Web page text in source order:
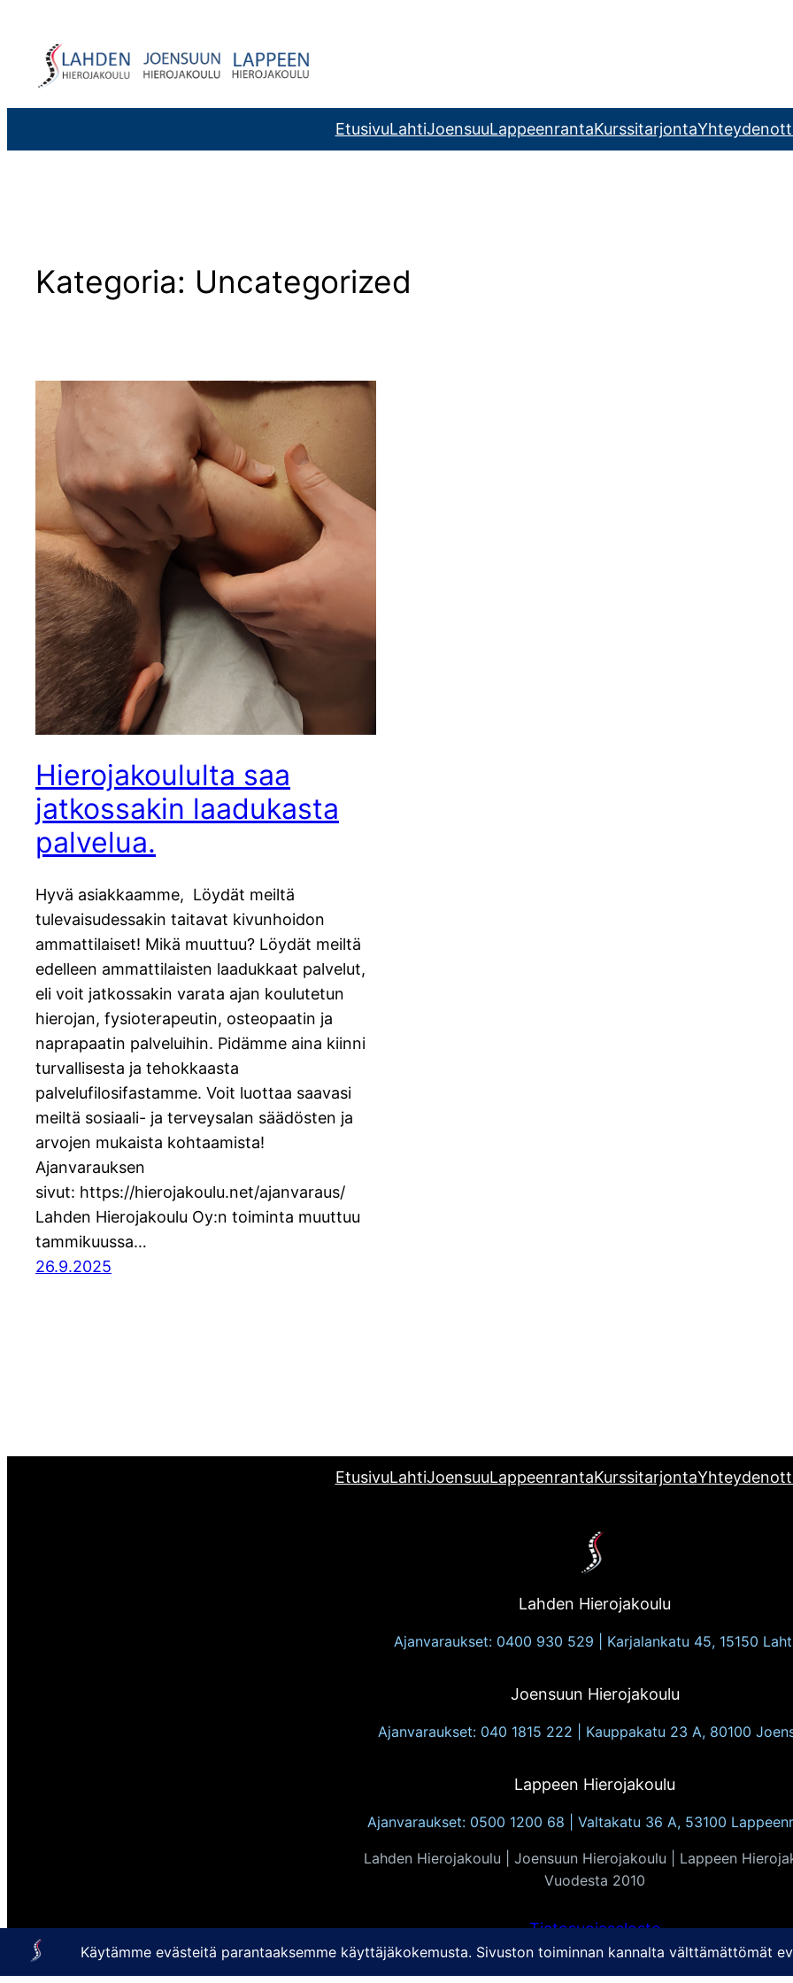
sisältöön
EtusivuLahtiJoensuuLappeenrantaKurssitarjonta
Kategoria: Uncategorized
Hierojakoululta saa
jatkossakin laadukasta
palvelua.
Hyvä asiakkaamme, Löydät meiltä
tulevaisudessakin taitavat kivunhoidon
ammattilaiset! Mikä muuttuu? Löydät meiltä
edelleen ammattilaisten laadukkaat palvelut,
eli voit jatkossakin varata ajan koulutetun
hierojan, fysioterapeutin, osteopaatin ja
naprapaatin palveluihin. Pidämme aina kiinni
turvallisesta ja tehokkaasta
palvelufilosifastamme. Voit luottaa saavasi
meiltä sosiaali- ja terveysalan säädösten ja
arvojen mukaista kohtaamista!
Ajanvarauksen
sivut: https://hierojakoulu.net/ajanvaraus/
Lahden Hierojakoulu Oy:n toiminta muuttuu
tammikuussa…
26.9.2025
EtusivuLahtiJoensuuLappeenrantaKurssitarjonta
Lahden Hierojakoulu
Ajanvaraukset: 0400 930 529 | Karjalankatu 45, 15150
Joensuun Hierojakoulu
Ajanvaraukset: 040 1815 222 | Kauppakatu 23 A, 80100
Lappeen Hierojakoulu
Ajanvaraukset: 0500 1200 68 | Valtakatu 36 A, 53100
Lahden Hierojakoulu | Joensuun Hierojakoulu | Lappeen
Vuodesta 2010
Tietosuojaseloste
Evästekäytännöt: